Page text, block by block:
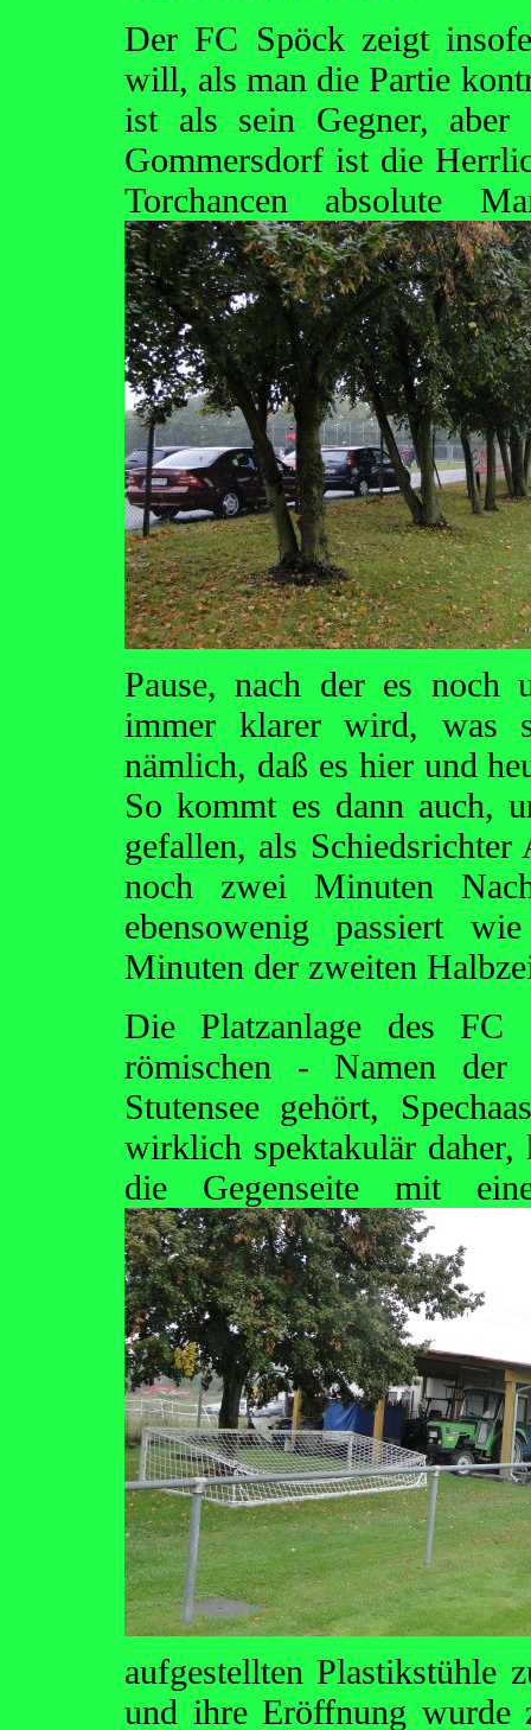
Der FC Spöck zeigt
will, als man die Partie
ist als sein Gegner,
Gommersdorf ist die
Torchancen absolute
Pause, nach der es noch
immer klarer wird, was
nämlich, daß es hier und
So kommt es dann auch,
gefallen, als
noch zwei Minuten
ebensowenig passiert
Minuten der zweiten
Die Platzanlage des
römischen - Namen
Stutensee gehört,
wirklich spektakulär daher,
die Gegenseite mit
aufgestellten Plastikstühle
und ihre Eröffnung wurde